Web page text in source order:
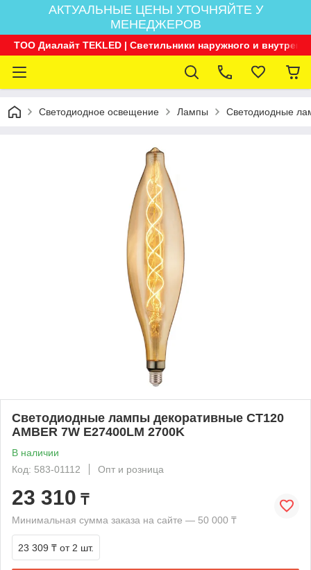
АКТУАЛЬНЫЕ ЦЕНЫ УТОЧНЯЙТЕ У
МЕНЕДЖЕРОВ
ТОО Диалайт TEKLED | Светильники наружного и
Светодиодное освещение Лампы Светодиодные
Светодиодные лампы декоративные CT120
AMBER 7W E27400LM 2700K
В наличии
Код: 583-01112
Опт и розница
23 310 ₸
Минимальная сумма заказа на сайте — 50 000 ₸
23 309 ₸ от 2 шт.